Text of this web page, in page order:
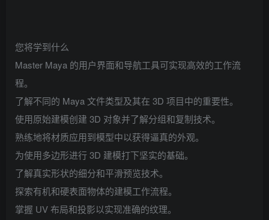
您将学到什么
Master Maya 的用户界面和导航工具可实现高效的工作流
程。
了解不同的 Maya 文件类型及其在 3D 项目中的重要性。
使用原始建模创建 3D 对象并了解分组和复制技术。
熟练地将材质应用到模型中以获得逼真的外观。
为使用多边形进行 3D 建模打下坚实的基础。
了解真实形状的细分和平滑预览技术。
探索有机和硬表面物体的建模工作流程。
掌握 UV 布局和投影以实现准确的纹理。